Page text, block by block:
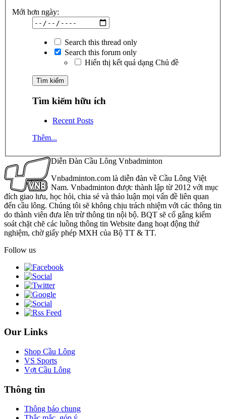
Mới hơn ngày:
Search this thread only
Search this forum only
Hiển thị kết quả dạng Chủ đề
Tìm kiếm hữu ích
Recent Posts
Thêm...
Diễn Đàn Cầu Lông Vnbadminton
Vnbadminton.com là diễn đàn về Cầu Lông Việt
Nam. Vnbadminton được thành lập từ 2012 với mục
đích giao lưu, học hỏi, chia sẻ và thảo luận mọi vấn đề liên quan
đến cầu lông. Chúng tôi sẽ không chịu trách nhiệm với các thông tin
do thành viên đưa lên trừ thông tin nội bộ. BQT sẽ cố gắng kiểm
soát chặt chẽ các luồng thông tin Website đang hoạt động thử
nghiệm, chờ giấy phép MXH của Bộ TT & TT.
Follow us
Our Links
Shop Cầu Lông
VS Sports
Vợt Cầu Lông
Thông tin
Thông báo chung